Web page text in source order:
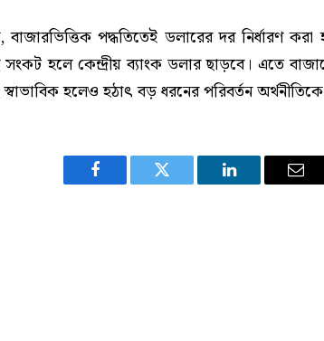
পদ্ধতিতেই ডলারের দর নির্ধারণ করা
হলে কেন্দ্রীয় ব্যাংক ডলার ছাড়বে। এতে
স্বাভাবিক হলেও হঠাৎ বড় ধরনের পরিবর্তন
Facebook Twitter LinkedIn